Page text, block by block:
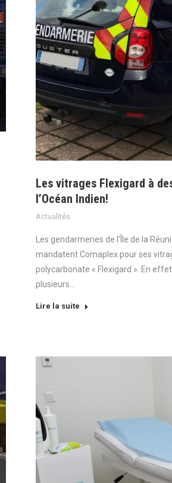
Les vitrages Flexigard à
l’Océan Indien!
Actualités
Les gendarmeries de l’Île de la
mandatent Comaplex pour ses
polycarbonate « Flexigard ». En
plusieurs…
Lire la suite